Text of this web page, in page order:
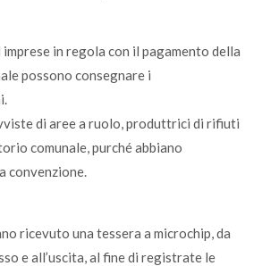
in regola con il pagamento della
possono consegnare i
di aree a ruolo, produttrici di rifiuti
comunale, purché abbiano
convenzione.
ricevuto una tessera a microchip, da
e all’uscita, al fine di registrate le